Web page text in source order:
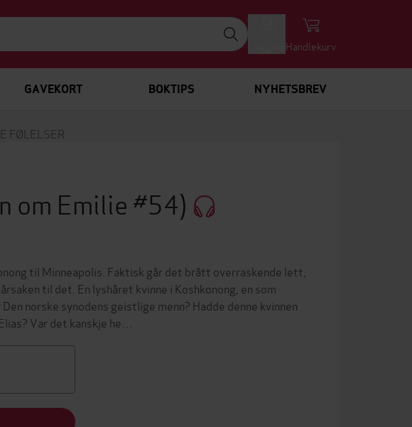
Handlekurv
GAVEKORT BOKTIPS NYHETSBREV
FØLELSER
om Emilie #54)
til Minneapolis. Faktisk går det brått overraskende lett,
til det. En lyshåret kvinne i Koshkonong, en som
norske synodens geistlige menn? Hadde denne kvinnen
Var det kanskje he…